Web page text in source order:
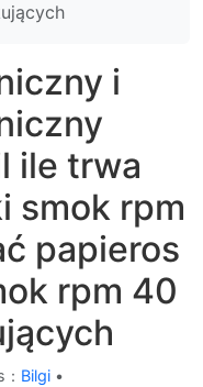
i
ile trwa
smok rpm
papieros
rpm 40
Bilgi •